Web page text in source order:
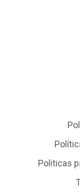
Politicas